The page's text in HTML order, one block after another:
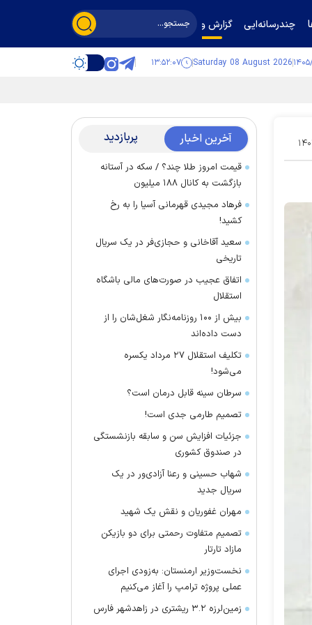
چندرسانه‌ایی گزارش و گفت‌وگو
Saturday 08 August 2026 ۱۳:۵۲:۰۸
۲۵ آخرین اخبار پربازدید
قیمت امروز طلا چند؟ / سکه در آستانه
بازگشت به کانال ۱۸۸ میلیون
فرهاد مجیدی قهرمانی آسیا را به رخ
کشید!
سعید آقاخانی و حجازی‌فر در یک سریال
تاریخی
اتفاق عجیب در صورت‌های مالی باشگاه
استقلال
بیش از ۱۰۰ روزنامه‌نگار شغل‌شان را از
دست داده‌اند
تکلیف استقلال ۲۷ مرداد یکسره
می‌شود!
سرطان سینه قابل درمان است؟
تصمیم طارمی جدی است!
جزئیات افزایش سن و سابقه بازنشستگی
در صندوق کشوری
شهاب حسینی و رعنا آزادی‌ور در یک
سریال جدید
مهران غفوریان و نقش یک شهید
تصمیم متفاوت رحمتی برای دو بازیکن
مازاد تارتار
نخست‌وزیر ارمنستان: به‌زودی اجرای
عملی پروژه ترامپ را آغاز می‌کنیم
زمین‌لرزه ۳.۲ ریشتری در زاهدشهر فارس